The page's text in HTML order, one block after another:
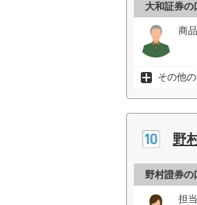
大和証券の
商
その他
野
野村證券の
担